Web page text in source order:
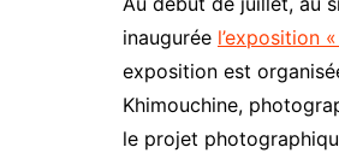
inaugurée l’exposition «
exposition est
Khimouchine,
le projet